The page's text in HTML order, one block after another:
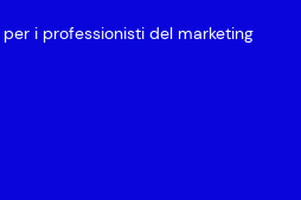
i professionisti del marketing